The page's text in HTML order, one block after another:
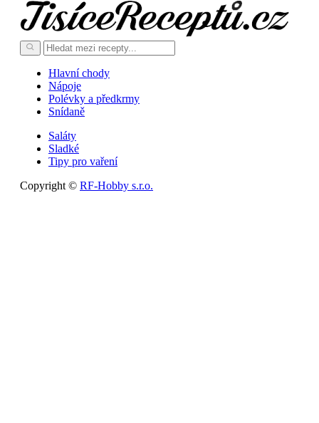
Hlavní chody
Nápoje
Polévky a předkrmy
Snídaně
Saláty
Sladké
Tipy pro vaření
Copyright © RF-Hobby s.r.o.